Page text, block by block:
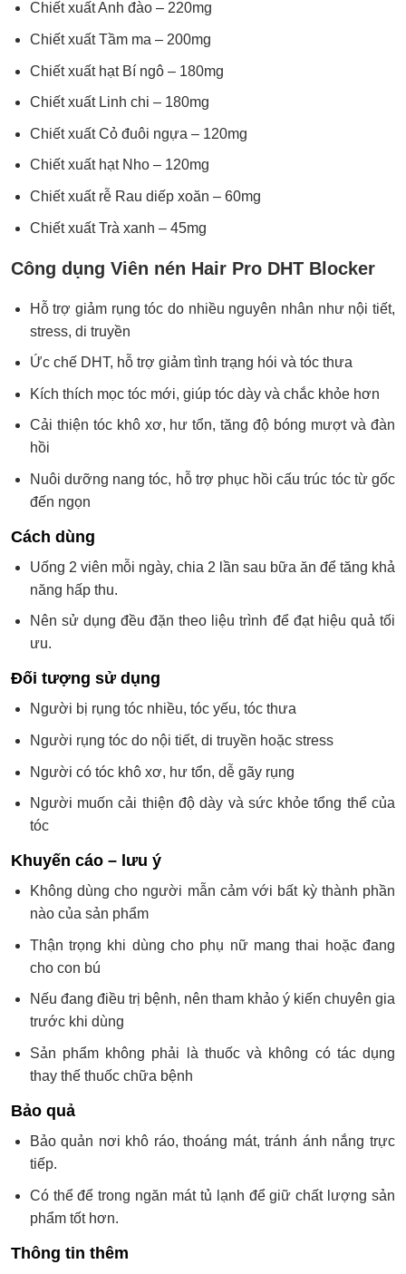
Chiết xuất Anh đào – 220mg
Chiết xuất Tầm ma – 200mg
Chiết xuất hạt Bí ngô – 180mg
Chiết xuất Linh chi – 180mg
Chiết xuất Cỏ đuôi ngựa – 120mg
Chiết xuất hạt Nho – 120mg
Chiết xuất rễ Rau diếp xoăn – 60mg
Chiết xuất Trà xanh – 45mg
Công dụng Viên nén Hair Pro DHT Blocker
Hỗ trợ giảm rụng tóc do nhiều nguyên nhân như nội tiết,
stress, di truyền
Ức chế DHT, hỗ trợ giảm tình trạng hói và tóc thưa
Kích thích mọc tóc mới, giúp tóc dày và chắc khỏe hơn
Cải thiện tóc khô xơ, hư tổn, tăng độ bóng mượt và đàn
hồi
Nuôi dưỡng nang tóc, hỗ trợ phục hồi cấu trúc tóc từ gốc
đến ngọn
Cách dùng
Uống 2 viên mỗi ngày, chia 2 lần sau bữa ăn để tăng khả
năng hấp thu.
Nên sử dụng đều đặn theo liệu trình để đạt hiệu quả tối
ưu.
Đối tượng sử dụng
Người bị rụng tóc nhiều, tóc yếu, tóc thưa
Người rụng tóc do nội tiết, di truyền hoặc stress
Người có tóc khô xơ, hư tổn, dễ gãy rụng
Người muốn cải thiện độ dày và sức khỏe tổng thể của
tóc
Khuyến cáo – lưu ý
Không dùng cho người mẫn cảm với bất kỳ thành phần
nào của sản phẩm
Thận trọng khi dùng cho phụ nữ mang thai hoặc đang
cho con bú
Nếu đang điều trị bệnh, nên tham khảo ý kiến chuyên gia
trước khi dùng
Sản phẩm không phải là thuốc và không có tác dụng
thay thế thuốc chữa bệnh
Bảo quả
Bảo quản nơi khô ráo, thoáng mát, tránh ánh nắng trực
tiếp.
Có thể để trong ngăn mát tủ lạnh để giữ chất lượng sản
phẩm tốt hơn.
Thông tin thêm